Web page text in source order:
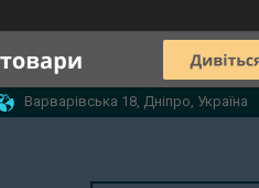
Варварівська 18, Дніпро, Україна